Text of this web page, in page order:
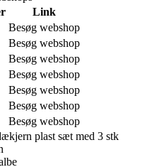
Link
Besøg webshop
Besøg webshop
Besøg webshop
Besøg webshop
Besøg webshop
Besøg webshop
Besøg webshop
plast sæt med 3 stk